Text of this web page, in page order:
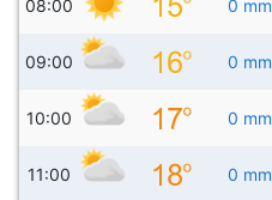
08:00 0 mm
09:00 0 mm
10:00 0 mm
11:00 0 mm